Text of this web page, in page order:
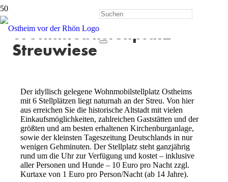
Wohnmobilstellplatz
Streuwiese
Der idyllisch gelegene Wohnmobilstellplatz Ostheims
mit 6 Stellplätzen liegt naturnah an der Streu. Von hier
aus erreichen Sie die historische Altstadt mit vielen
Einkaufsmöglichkeiten, zahlreichen Gaststätten und der
größten und am besten erhaltenen Kirchenburganlage,
sowie der kleinsten Tageszeitung Deutschlands in nur
wenigen Gehminuten. Der Stellplatz steht ganzjährig
rund um die Uhr zur Verfügung und kostet – inklusive
aller Personen und Hunde – 10 Euro pro Nacht zzgl.
Kurtaxe von 1 Euro pro Person/Nacht (ab 14 Jahre).